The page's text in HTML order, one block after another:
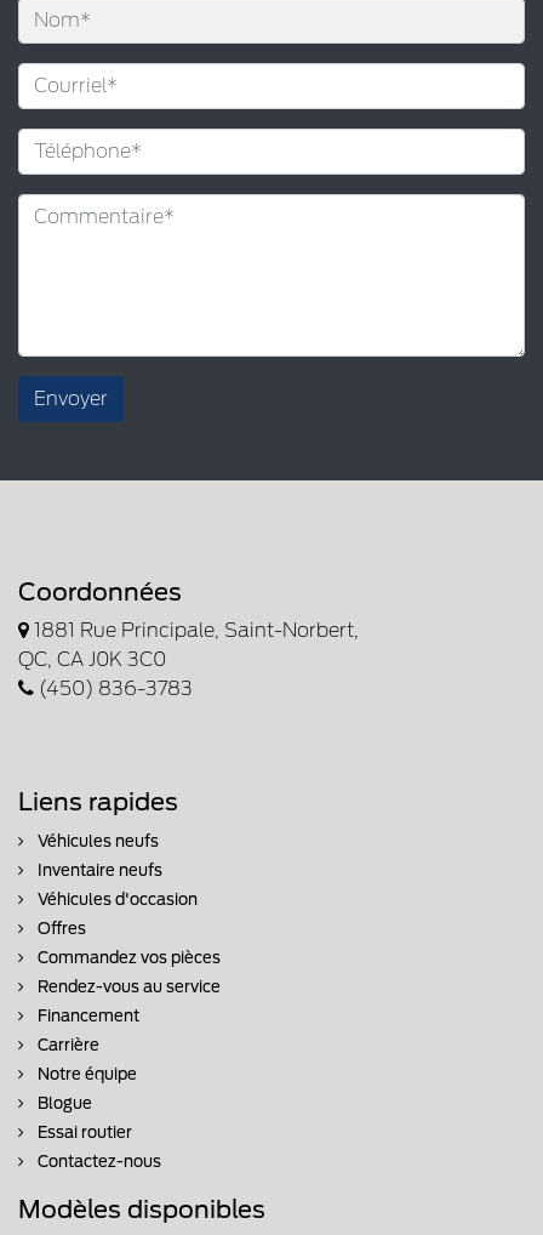
Envoyer
Coordonnées
1881 Rue Principale, Saint-Norbert,
QC, CA J0K 3C0
(450) 836-3783
Liens rapides
Véhicules neufs
Inventaire neufs
Véhicules d'occasion
Offres
Commandez vos pièces
Rendez-vous au service
Financement
Carrière
Notre équipe
Blogue
Essai routier
Contactez-nous
Modèles disponibles